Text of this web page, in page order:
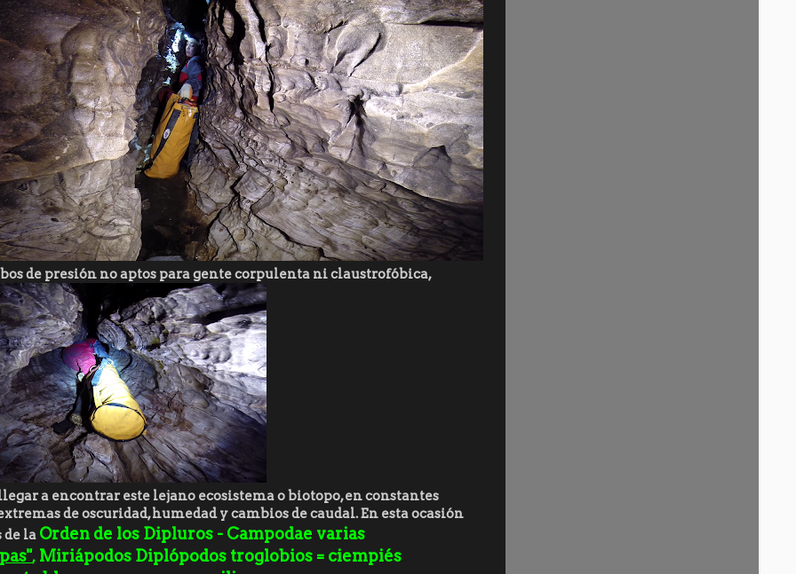
de presión no aptos para gente corpulenta ni claustrofóbica,
a encontrar este lejano ecosistema o biotopo, en constantes
de oscuridad, humedad y cambios de caudal. En esta ocasión
la Orden de los Dipluros - Campodae varias
, Miriápodos Diplópodos troglobios = ciempiés